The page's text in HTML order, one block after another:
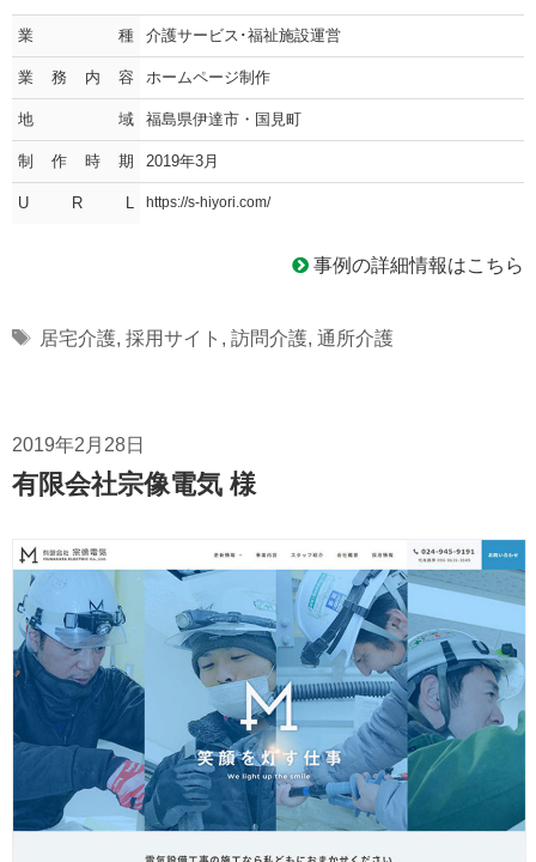
業種 介護サービス･福祉施設運営
業務内容 ホームページ制作
地域 福島県伊達市・国見町
制作時期 2019年3月
U R L https://s-hiyori.com/
事例の詳細情報はこちら
Tags
居宅介護, 採用サイト , 訪問介護, 通所介護
2019年2月28日
有限会社宗像電気 様